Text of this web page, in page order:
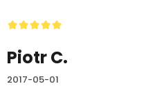
Piotr C.
2017-05-01